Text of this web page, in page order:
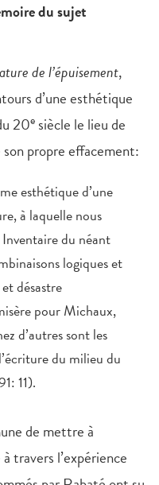
du sujet
de l’épuisement,
d’une esthétique
20e siècle le lieu de
propre effacement:
esthétique d’une
à laquelle nous
du néant
logiques et
désastre
pour Michaux,
d’autres sont les
du milieu du
11).
de mettre à
travers l’expérience